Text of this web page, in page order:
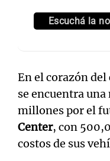
Escuchá la
En el corazón
se encuentra
millones por el
Center, con
costos de sus